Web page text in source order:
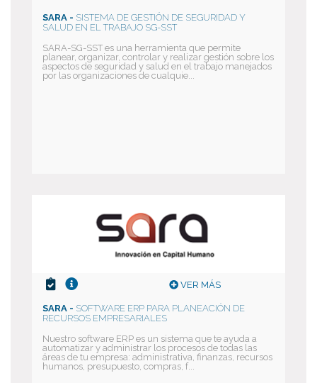
SARA - SISTEMA DE GESTIÓN DE SEGURIDAD Y
SALUD EN EL TRABAJO SG-SST
SARA-SG-SST es una herramienta que permite
planear, organizar, controlar y realizar gestión sobre los
aspectos de seguridad y salud en el trabajo manejados
por las organizaciones de cualquie...
VER MÁS
SARA - SOFTWARE ERP PARA PLANEACIÓN DE
RECURSOS EMPRESARIALES
Nuestro software ERP es un sistema que te ayuda a
automatizar y administrar los procesos de todas las
áreas de tu empresa: administrativa, finanzas, recursos
humanos, presupuesto, compras, f...